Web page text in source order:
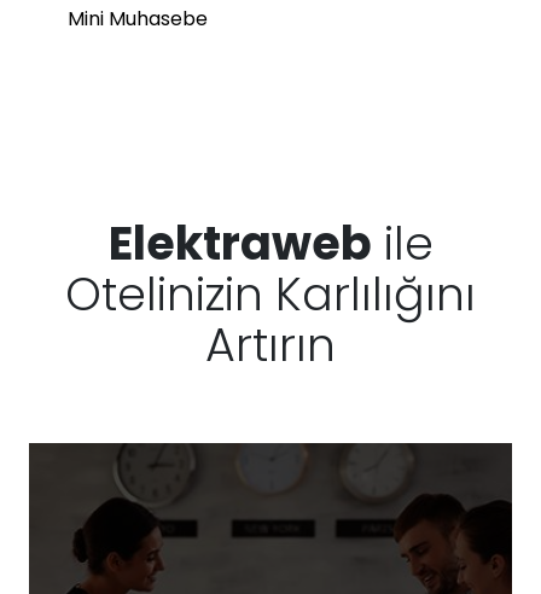
Mini Muhasebe
Elektraweb ile
Otelinizin Karlılığını
Artırın